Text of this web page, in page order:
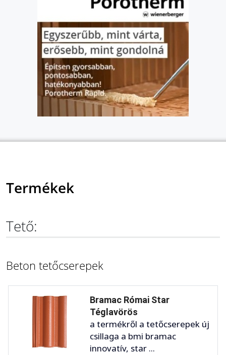
Termékek
Tető:
Beton tetőcserepek
Bramac Római Star
Téglavörös
a termékről a tetőcserepek új
csillaga a bmi bramac
innovatív, star ...